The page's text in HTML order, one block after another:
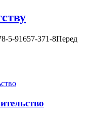
5-91657-371-8Перед